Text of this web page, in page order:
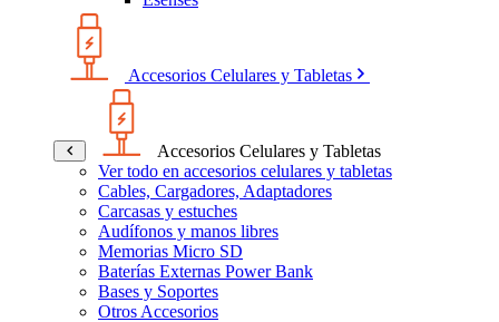
Accesorios Celulares y Tabletas
Accesorios Celulares y Tabletas
Ver todo en accesorios celulares y tabletas
Cables, Cargadores, Adaptadores
Carcasas y estuches
Audífonos y manos libres
Memorias Micro SD
Baterías Externas Power Bank
Bases y Soportes
Otros Accesorios